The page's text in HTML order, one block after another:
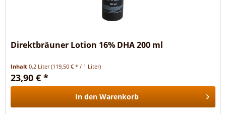
Direktbräuner Lotion 16% DHA 200 ml
Inhalt0.2 Liter(119,50 € * / 1 Liter)
23,90 € *
In den Warenkorb